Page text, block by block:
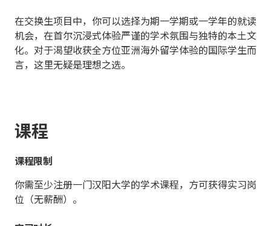
在交换生项目中，你可以选择为期一学期或一学年的就读
机会，在首尔沉浸式体验严谨的学术氛围与独特的本土文
化。对于渴望收获全方位亚洲海外留学体验的国际学生而
言，这里无疑是理想之选。
课程
课程限制
你需至少注册一门汉阳大学的学术课程，方可获得实习岗
位（无薪酬）。